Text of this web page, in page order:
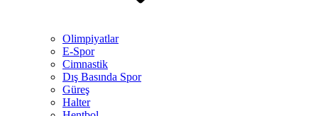
Olimpiyatlar
E-Spor
Cimnastik
Dış Basında Spor
Güreş
Halter